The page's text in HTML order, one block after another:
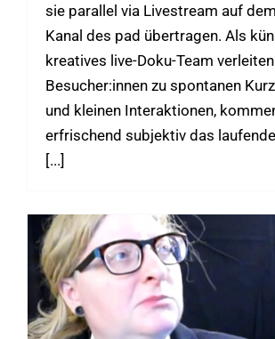
sie parallel via Livestream auf
Kanal des pad übertragen. Als
kreatives live-Doku-Team
Besucher:innen zu spontanen
und kleinen Interaktionen,
erfrischend subjektiv das
[...]